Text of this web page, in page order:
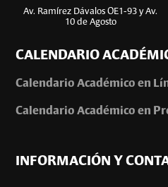
Av. Ramírez Dávalos OE1-93 y Av.
10 de Agosto
CALENDARIO
Calendario Académico en
Calendario Académico en
INFORMACIÓN Y